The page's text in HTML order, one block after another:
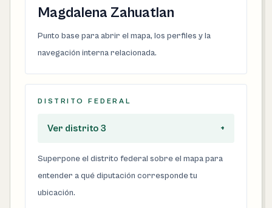
Magdalena Zahuatlan
Punto base para abrir el mapa, los perfiles y la
navegación interna relacionada.
DISTRITO FEDERAL
Ver distrito 3 +
Superpone el distrito federal sobre el mapa para
entender a qué diputación corresponde tu
ubicación.